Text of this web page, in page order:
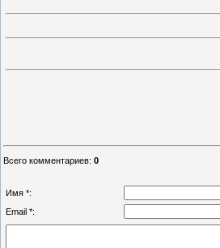
Всего комментариев: 0
Имя *:
Email *: